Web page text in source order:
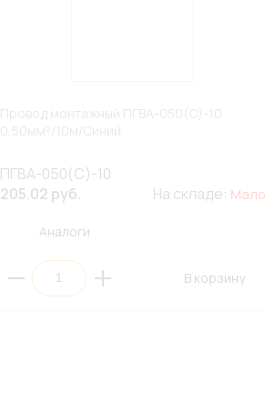
ПГВА-050(С)-10
205.02 руб.
На складе: Мало
Аналоги
В корзину